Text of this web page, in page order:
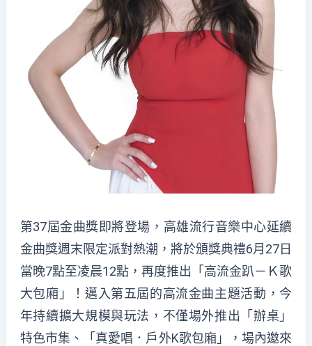
第37屆金曲獎即將登場，高雄流行音樂中心延續
金曲獎週末限定派對熱潮，將於頒獎典禮6月27日
當晚7點至凌晨12點，再度推出「高流金趴－Ｋ歌
大包廂」！邁入第五屆的高流金曲主題活動，今
年持續擴大規模與玩法，不僅場外推出「辦桌」
特色市集、「真愛唱．戶外K歌包廂」，場內邀來